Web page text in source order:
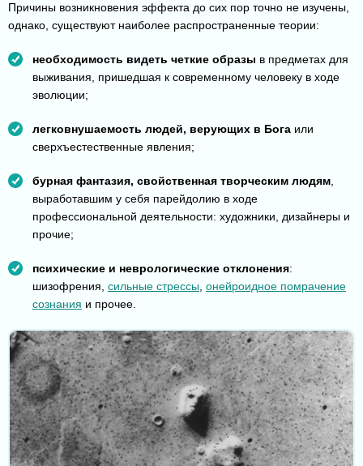
Причины возникновения эффекта до сих пор точно не изучены,
однако, существуют наиболее распространенные теории:
необходимость видеть четкие образы в предметах для
выживания, пришедшая к современному человеку в ходе
эволюции;
легковнушаемость людей, верующих в Бога или
сверхъестественные явления;
бурная фантазия, свойственная творческим людям
выработавшим у себя парейдолию в ходе
профессиональной деятельности: художники, дизайнеры и
прочие;
психические и неврологические отклонения:
шизофрения, сильные стрессы онейроидное помрачение
сознания и прочее.